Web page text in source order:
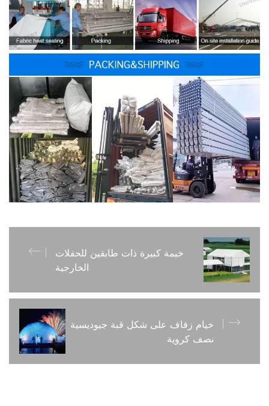
خيمة كبيرة ذات طابقين للحفلات
الخارجية
خيام زفاف على شكل قبة جيوديسية
نصف كروية